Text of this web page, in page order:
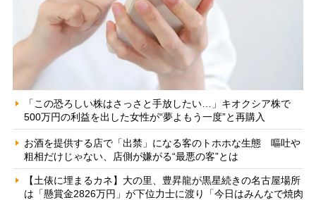
「この恐ろしい株はさっさと手放したい…」キオクシア株で
500万円の利益を出した女性が“夢よもう一度”と再購入
お酒を提供する店で「出禁」になる客のトホホな生態 嘔吐や
粗相だけじゃない、店側が嫌がる“最悪の客”とは
【土俵に埋まるカネ】大の里、豊昇龍が黒星続きの名古屋場所
は「懸賞金2826万円」が下位力士に渡り「今日はみんなで焼肉